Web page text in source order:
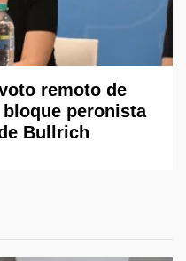
remoto de
peronista
Bullrich